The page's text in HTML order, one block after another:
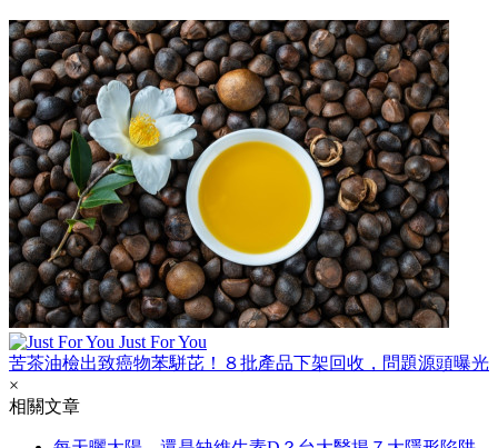
Just For You
苦茶油檢出致癌物苯駢芘！８批產品下架回收，問題源頭曝光
×
相關文章